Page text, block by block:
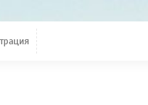
Калькулятор расчета
КСЗ